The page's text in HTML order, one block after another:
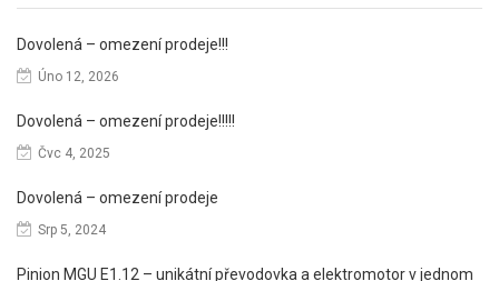
Dovolená – omezení prodeje!!!
Úno 12, 2026
Dovolená – omezení prodeje!!!!!
Čvc 4, 2025
Dovolená – omezení prodeje
Srp 5, 2024
Pinion MGU E1.12 – unikátní převodovka a elektromotor v jednom